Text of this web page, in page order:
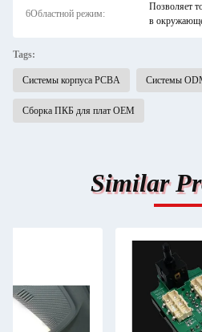
6Областной режим:
Позволяет
в
Tags:
Системы корпуса PCBA Системы
Сборка ПКБ для плат OEM
Similar